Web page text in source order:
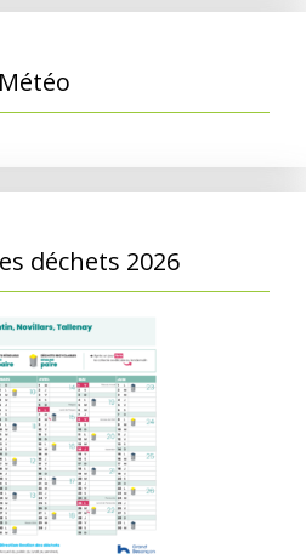
Météo
déchets 2026